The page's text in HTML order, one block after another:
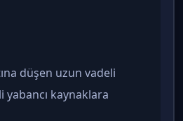
düşen uzun vadeli
yabancı kaynaklara